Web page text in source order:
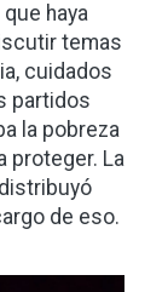
haya
temas
cuidados
partidos
la pobreza
proteger. La
de eso.